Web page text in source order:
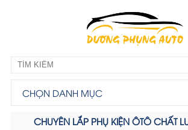
CHỌN DANH MỤC
CHUYÊN LẮP PHỤ KIỆN ÔTÔ CHẤT